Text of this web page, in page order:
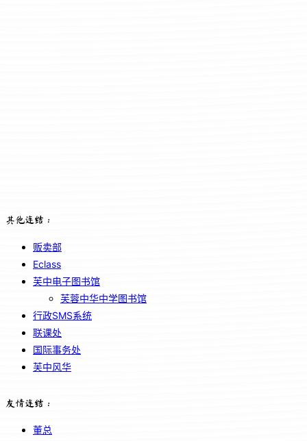
其他连结：
贩卖部
Eclass
芙中电子图书馆
芙蓉中华中学图书馆
行政SMS系统
联课处
国际事务处
芙中风华
友情连结：
董总